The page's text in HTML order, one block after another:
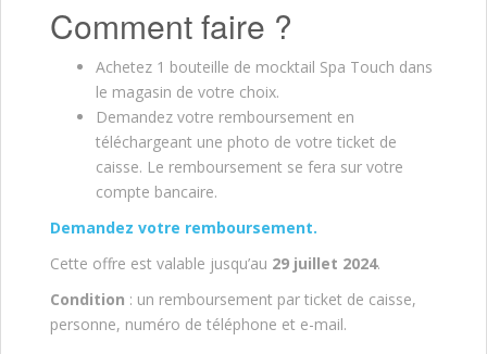
Comment faire ?
Achetez 1 bouteille de mocktail Spa Touch dans
le magasin de votre choix.
Demandez votre remboursement en
téléchargeant une photo de votre ticket de
caisse. Le remboursement se fera sur votre
compte bancaire.
Demandez votre remboursement.
Cette offre est valable jusqu’au 29 juillet 2024.
Condition : un remboursement par ticket de caisse,
personne, numéro de téléphone et e-mail.